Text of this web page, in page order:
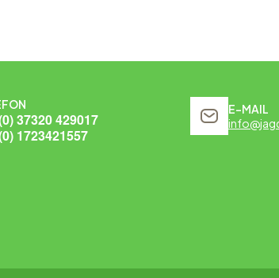
37320 429017
1723421557
E-MAIL